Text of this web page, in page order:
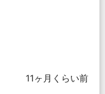
11ヶ月くらい前